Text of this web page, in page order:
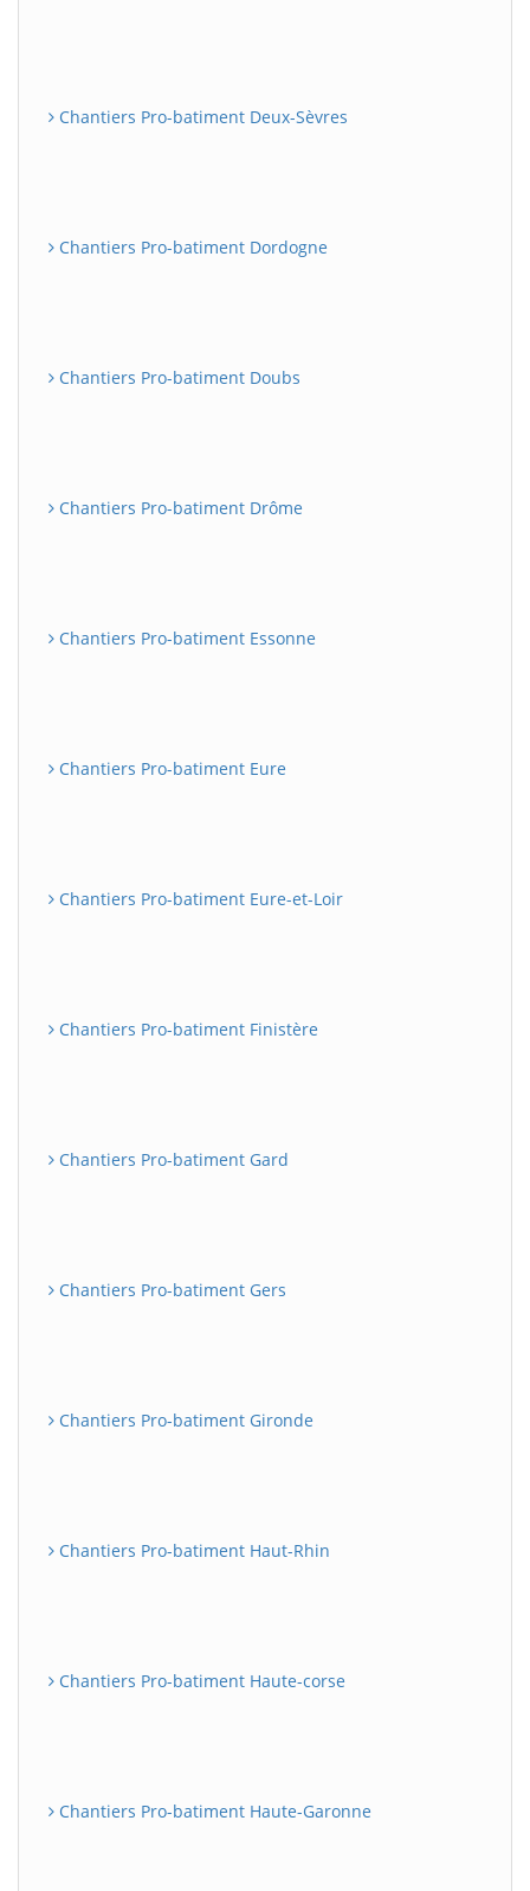
Chantiers Pro-batiment Deux-Sèvres
Chantiers Pro-batiment Dordogne
Chantiers Pro-batiment Doubs
Chantiers Pro-batiment Drôme
Chantiers Pro-batiment Essonne
Chantiers Pro-batiment Eure
Chantiers Pro-batiment Eure-et-Loir
Chantiers Pro-batiment Finistère
Chantiers Pro-batiment Gard
Chantiers Pro-batiment Gers
Chantiers Pro-batiment Gironde
Chantiers Pro-batiment Haut-Rhin
Chantiers Pro-batiment Haute-corse
Chantiers Pro-batiment Haute-Garonne